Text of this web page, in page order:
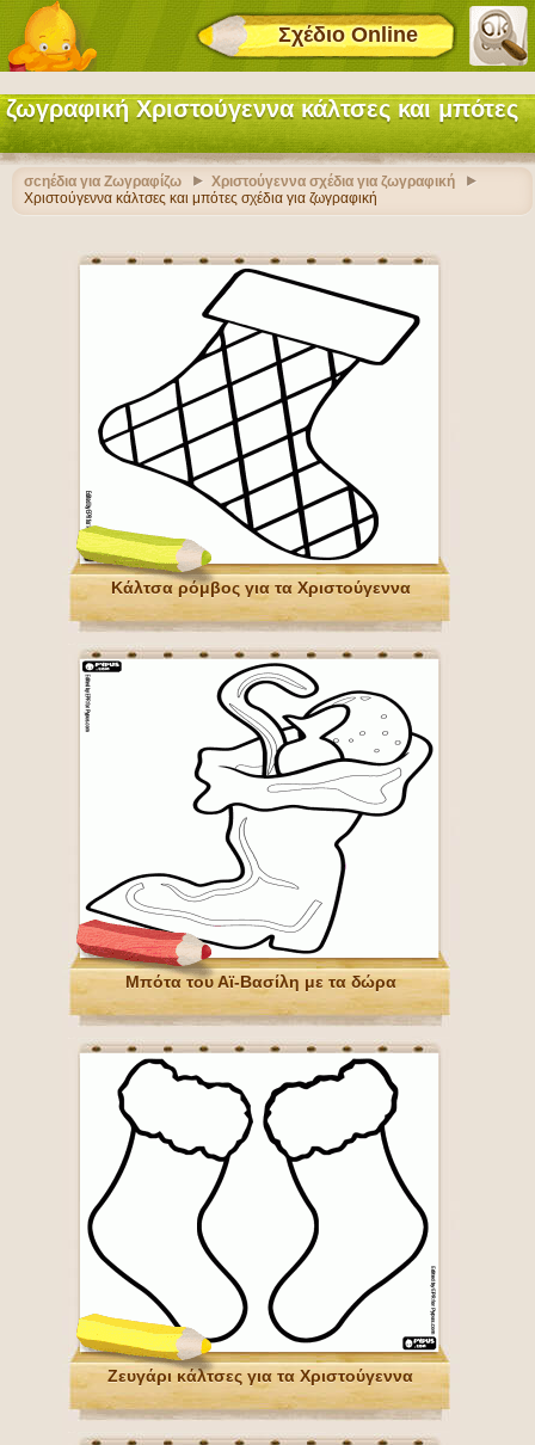
Σχέδιο Online
ζωγραφική Χριστούγεννα κάλτσες και μπότες
σcηέδια για Ζωγραφίζω
Χριστούγεννα σχέδια για ζωγραφική
Χριστούγεννα κάλτσες και μπότες σχέδια για ζωγραφική
Κάλτσα ρόμβος για τα Χριστούγεννα
Μπότα του Αϊ-Βασίλη με τα δώρα
Ζευγάρι κάλτσες για τα Χριστούγεννα